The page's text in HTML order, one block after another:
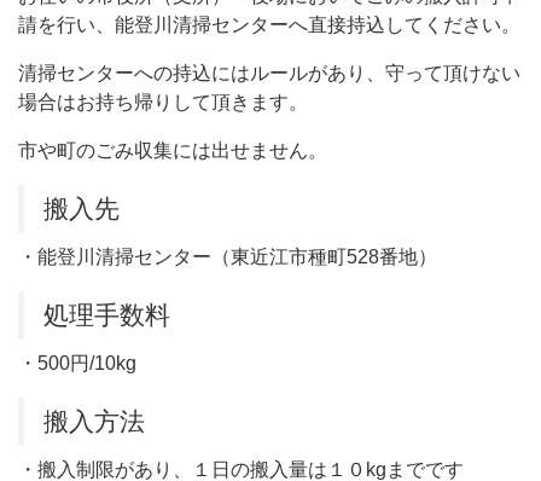
請を行い、能登川清掃センターへ直接持込してください。
清掃センターへの持込にはルールがあり、守って頂けない
場合はお持ち帰りして頂きます。
市や町のごみ収集には出せません。
搬入先
・能登川清掃センター（東近江市種町528番地）
処理手数料
・500円/10kg
搬入方法
・搬入制限があり、１日の搬入量は１０kgまでです